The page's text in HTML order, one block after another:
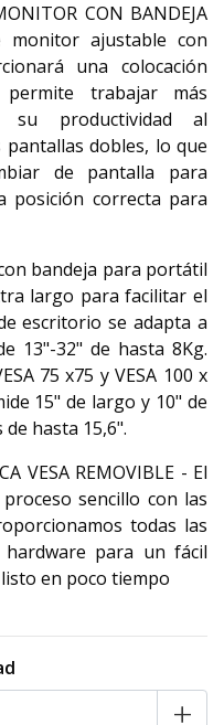
CON BANDEJA
monitor ajustable con
una colocación
trabajar más
su productividad al
dobles, lo que
de pantalla para
posición correcta para
bandeja para portátil
largo para facilitar el
escritorio se adapta a
13"-32" de hasta 8Kg.
75 x75 y VESA 100 x
15" de largo y 10" de
hasta 15,6".
VESA REMOVIBLE - El
sencillo con las
todas las
para un fácil
en poco tiempo
+